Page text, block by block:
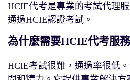
HCIE代考是專業的考試代理
通過HCIE認證考試。
為什麼需要HCIE代考服
HCIE考試很難，通過率很低